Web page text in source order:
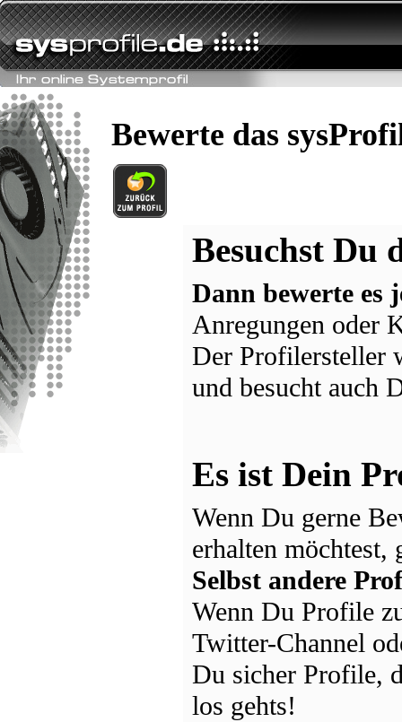
Bewerte das
Besuchst Du
Dann bewerte es
Anregungen oder
Der Profilersteller
und besucht auch
Es ist Dein
Wenn Du gerne
erhalten
Selbst andere
Wenn Du Profile
Twitter-Channel
Du sicher Profile,
los gehts!